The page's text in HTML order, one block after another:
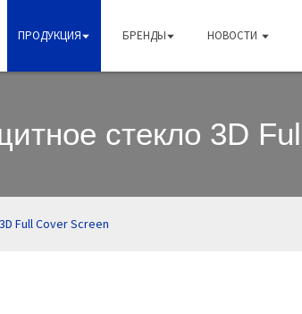
ПРОДУКЦИЯ БРЕНДЫ НОВОСТИ
стекло 3D
Full Cover Screen